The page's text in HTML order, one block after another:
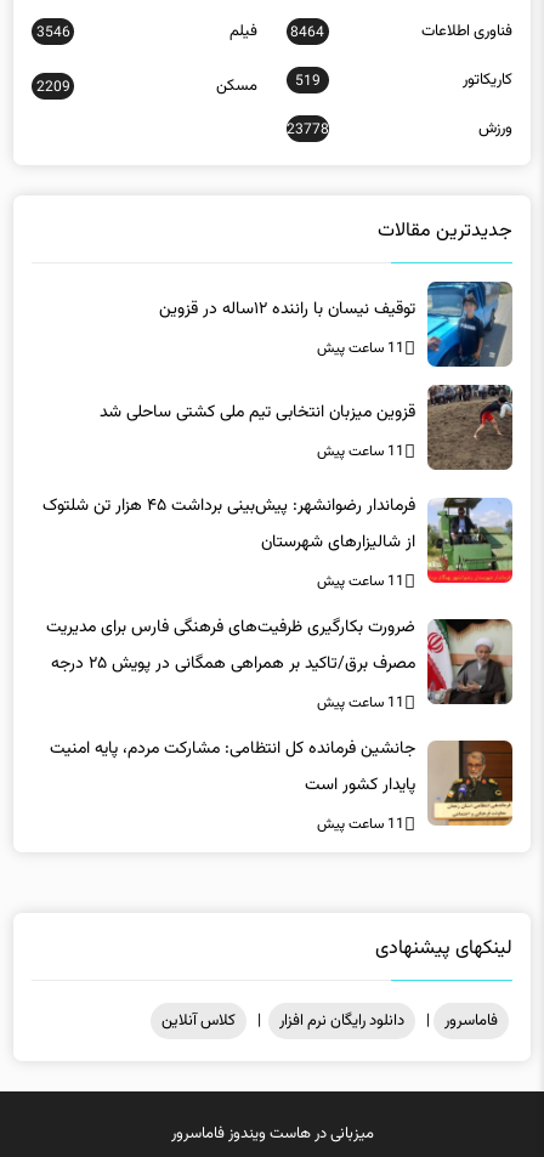
فناوری اطلاعات 8464 فیلم 3546
کاریکاتور 519 مسکن 2209
ورزش 23778
جدیدترین مقالات
توقیف نیسان با راننده ۱۲ساله در قزوین
11 ساعت پیش
قزوین میزبان انتخابی تیم ملی کشتی ساحلی شد
11 ساعت پیش
فرماندار رضوانشهر: پیش‌بینی برداشت ۴۵ هزار تن شلتوک
از شالیزارهای شهرستان
11 ساعت پیش
ضرورت بکارگیری ظرفیت‌های فرهنگی فارس برای مدیریت
مصرف برق/تاکید بر همراهی همگانی در پویش ۲۵ درجه
11 ساعت پیش
جانشین فرمانده کل انتظامی: مشارکت مردم، پایه امنیت
پایدار کشور است
11 ساعت پیش
لینکهای پیشنهادی
فاماسرور | دانلود رایگان نرم افزار | کلاس آنلاین
میزبانی درهاست ویندوزفاماسرور